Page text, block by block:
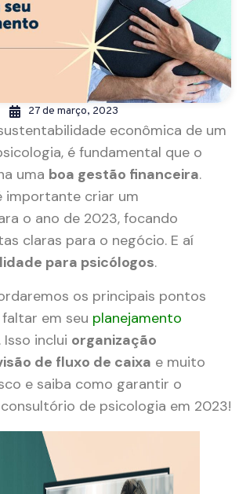
27 de março, 2023
econômica de um
é fundamental que o
uma boa gestão financeira.
importante criar um
o ano de 2023, focando
claras para o negócio. E aí
para psicólogos.
os principais pontos
em seu planejamento
Isso inclui organização
de fluxo de caixa e muito
e saiba como garantir o
de psicologia em 2023!